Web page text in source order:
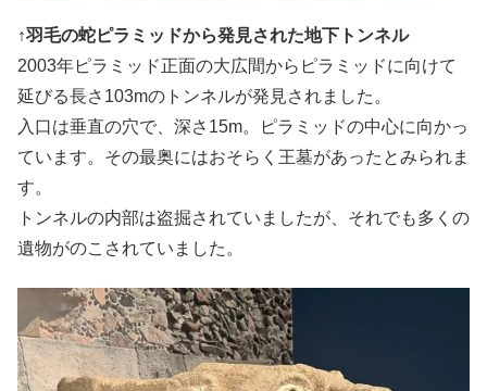
↑羽毛の蛇ピラミッドから発見された地下トンネル
2003年ピラミッド正面の大広間からピラミッドに向けて
延びる長さ103mのトンネルが発見されました。
入口は垂直の穴で、深さ15m。ピラミッドの中心に向かっ
ています。その最奥にはおそらく王墓があったとみられま
す。
トンネルの内部は盗掘されていましたが、それでも多くの
遺物がのこされていました。